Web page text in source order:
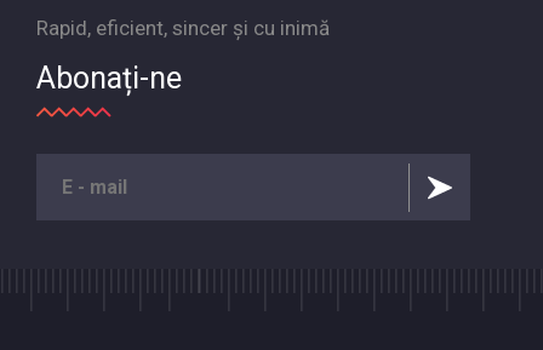
Rapid, eficient, sincer și cu inimă
Abonați-ne